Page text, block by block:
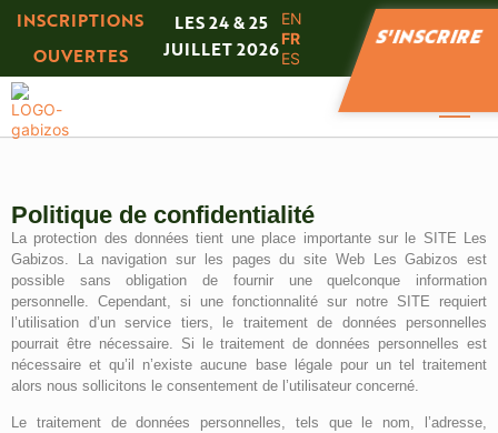
INSCRIPTIONS
OUVERTES
LES 24 & 25
JUILLET 2026
EN
FR
ES
S'INSCRIRE
Politique de confidentialité
La protection des données tient une place importante sur le SITE Les
Gabizos. La navigation sur les pages du site Web Les Gabizos est
possible sans obligation de fournir une quelconque information
personnelle. Cependant, si une fonctionnalité sur notre SITE requiert
l’utilisation d’un service tiers, le traitement de données personnelles
pourrait être nécessaire. Si le traitement de données personnelles est
nécessaire et qu’il n’existe aucune base légale pour un tel traitement
alors nous sollicitons le consentement de l’utilisateur concerné.
Le traitement de données personnelles, tels que le nom, l’adresse,